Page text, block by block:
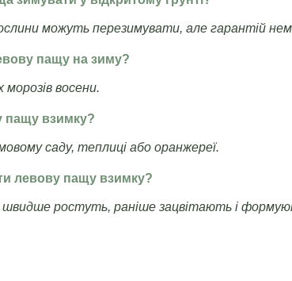
можуть перезимувати, але гарантій
пащу на зиму?
восени.
пащу взимку?
саду, теплиці або оранжереї.
левову пащу взимку?
швидше ростуть, раніше зацвітають і